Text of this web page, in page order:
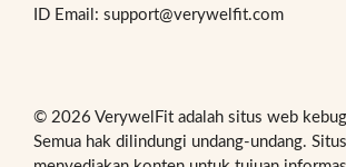
ID Email: support@verywelfit.com
© 2026 VerywelFit adalah situs web
Semua hak dilindungi undang-undang.